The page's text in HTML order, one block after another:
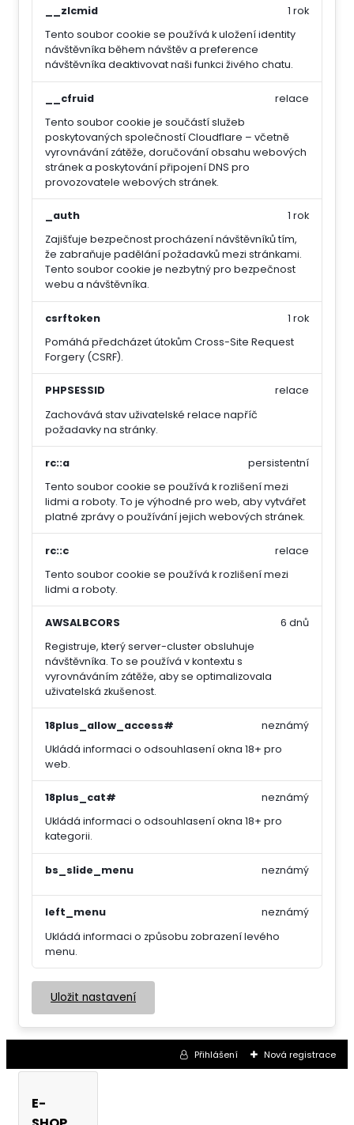
__zlcmid
Tento soubor cookie se používá k uložení identity
návštěvníka během návštěv a preference
návštěvníka deaktivovat naši funkci živého chatu.
1 rok
__cfruid
Tento soubor cookie je součástí služeb
poskytovaných společností Cloudflare – včetně
vyrovnávání zátěže, doručování obsahu webových
stránek a poskytování připojení DNS pro
provozovatele webových stránek.
relace
_auth
Zajišťuje bezpečnost procházení návštěvníků tím,
že zabraňuje padělání požadavků mezi stránkami.
Tento soubor cookie je nezbytný pro bezpečnost
webu a návštěvníka.
1 rok
csrftoken
Pomáhá předcházet útokům Cross-Site Request
Forgery (CSRF).
1 rok
PHPSESSID
Zachovává stav uživatelské relace napříč
požadavky na stránky.
relace
rc::a
Tento soubor cookie se používá k rozlišení mezi
lidmi a roboty. To je výhodné pro web, aby vytvářet
platné zprávy o používání jejich webových stránek.
persistentní
rc::c
Tento soubor cookie se používá k rozlišení mezi
lidmi a roboty.
relace
AWSALBCORS
Registruje, který server-cluster obsluhuje
návštěvníka. To se používá v kontextu s
vyrovnáváním zátěže, aby se optimalizovala
uživatelská zkušenost.
6 dnů
18plus_allow_access#
Ukládá informaci o odsouhlasení okna 18+ pro
web.
neznámý
18plus_cat#
Ukládá informaci o odsouhlasení okna 18+ pro
kategorii.
neznámý
bs_slide_menu neznámý
left_menu
Ukládá informaci o způsobu zobrazení levého
menu.
neznámý
Uložit nastavení
Přihlášení Nová registrace
E-